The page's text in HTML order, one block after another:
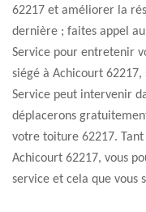
62217 et améliorer la
dernière ; faites appel
Service pour entretenir
siégé à Achicourt
Service peut intervenir
déplacerons
votre toiture 62217. Tant
Achicourt 62217, vous
service et cela que vous